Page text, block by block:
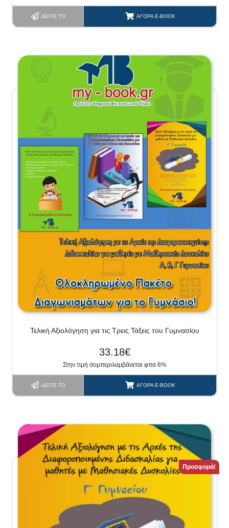
ΔΕΊΤΕ ΤΟ ΑΓΟΡΆ E-BOOK
Τελική Αξιολόγηση για τις Τρεις Τάξεις του Γυμνασίου
33.18€
Στην τιμή συμπεριλαμβάνεται φπα 6%
ΔΕΊΤΕ ΤΟ ΑΓΟΡΆ E-BOOK
Προσφορά!